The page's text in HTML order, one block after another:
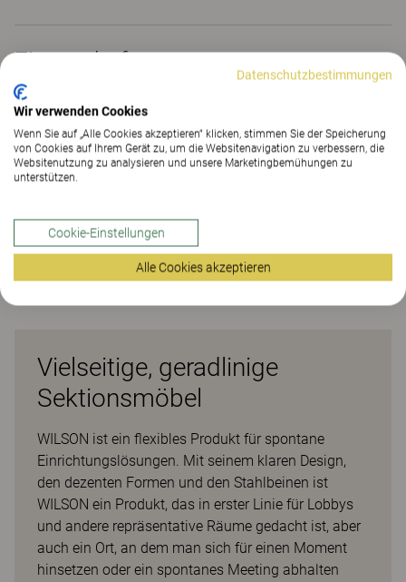
Eigenschaften
Materialien(195)
Zertifikate (1)
Vielseitige, geradlinige
Sektionsmöbel
WILSON ist ein flexibles Produkt für spontane
Einrichtungslösungen. Mit seinem klaren Design,
den dezenten Formen und den Stahlbeinen ist
WILSON ein Produkt, das in erster Linie für Lobbys
und andere repräsentative Räume gedacht ist, aber
auch ein Ort, an dem man sich für einen Moment
hinsetzen oder ein spontanes Meeting abhalten
Datenschutzbestimmungen
Wir verwenden Cookies
Wenn Sie auf „Alle Cookies akzeptieren“ klicken, stimmen Sie der Speicherung
von Cookies auf Ihrem Gerät zu, um die Websitenavigation zu verbessern, die
Websitenutzung zu analysieren und unsere Marketingbemühungen zu
unterstützen.
Cookie-Einstellungen
Alle Cookies akzeptieren